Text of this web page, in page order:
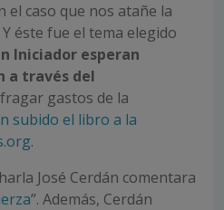
el caso que nos atañe la
éste fue el tema elegido
Iniciador esperan
a través del
gastos de la
subido el libro a la
.
José Cerdán comentara
”. Además, Cerdán